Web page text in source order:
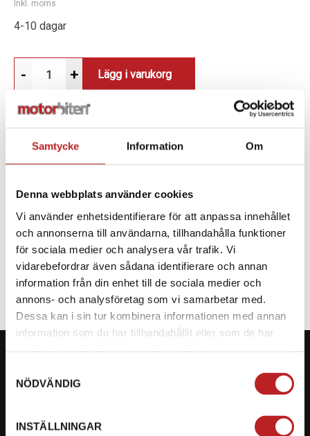
Samtycke Information Om
Denna webbplats använder cookies
Vi använder enhetsidentifierare för att anpassa innehållet
och annonserna till användarna, tillhandahålla funktioner
för sociala medier och analysera vår trafik. Vi
vidarebefordrar även sådana identifierare och annan
information från din enhet till de sociala medier och
annons- och analysföretag som vi samarbetar med.
Dessa kan i sin tur kombinera informationen med annan
information som du har tillhandahållit eller som de har
NÖDVÄNDIG
INSTÄLLNINGAR
Inkl. moms
4-10 dagar
- + Lägg i varukorg
Reservdel till CF Moto
SPECIFIKATION
Ångra mitt köp